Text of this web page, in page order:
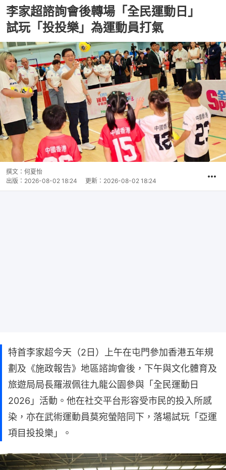
李家超諮詢會後轉場「全民運動日」
試玩「投投樂」為運動員打氣
撰文： 何夏怡
出版： 2026-08-02 18:24 更新： 2026-08-02 18:24
特首李家超今天（2日）上午在屯門參加香港五年規
劃及《施政報告》地區諮詢會後，下午與文化體育及
旅遊局局長羅淑佩往九龍公園參與「全民運動日
2026」活動。他在社交平台形容受市民的投入所感
染，亦在武術運動員莫宛螢陪同下，落場試玩「亞運
項目投投樂」。